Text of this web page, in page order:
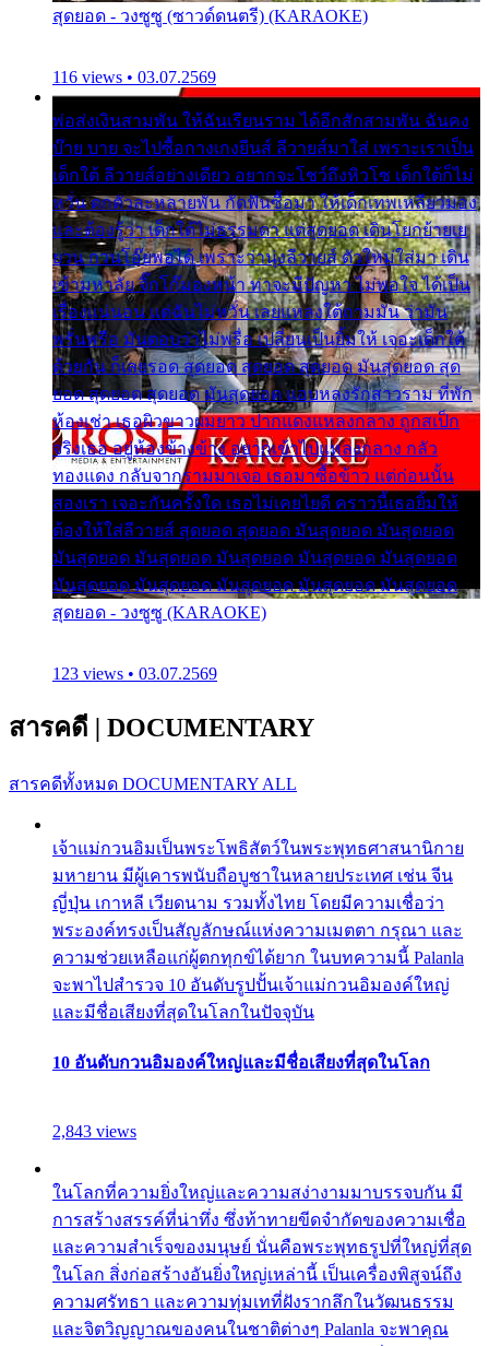
สุดยอด - วงซูซู (ซาวด์ดนตรี) (KARAOKE)
116 views • 03.07.2569
พ่อส่งเงินสามพัน ให้ฉันเรียนราม ได้อีกสักสามพัน ฉันคง
บ๊าย บาย จะไปซื้อกางเกงยีนส์ ลีวายส์มาใส่ เพราะเราเป็น
เด็กใต้ ลีวายส์อย่างเดียว อยากจะโชว์ถึงหิวโซ เด็กใต้ก็ไม่
หวั่น ตกตัวละหลายพัน กัดฟันซื้อมา ให้เด็กเทพเหลียวมอง
และต้องรู้ว่า เด็กใต้ไม่ธรรมดา แต่สุดยอด เดินโยกย้ายเย
ยวน กวนโอ๊ยพอได้ เพราะว่านุ่งลีวายส์ ตัวใหม่ใส่มา เดิน
เข้ามหาลัย จิ๊กโก๊มองหน้า ท่าจะมีปัญหา ไม่พอใจ ได้เป็น
เรื่องแน่นอน แต่ฉันไม่หวั่น เลยแหลงใต้ถามมัน ว่ามัน
พรั่นพรือ มันตอบว่าไม่พรื่อ เปลี่ยนเป็นยิ้มให้ เจอะเด็กใต้
ด้วยกัน ก็เลยรอด สุดยอด สุดยอด สุดยอด มันสุดยอด สุด
ยอด สุดยอด สุดยอด มันสุดยอด แอบหลงรักสาวราม ที่พัก
ห้องเช่า เธอผิวขาวผมยาว ปากแดงแหลงกลาง ถูกสเป็ก
จริงเธอ อยู่ห้องข้างข้าง อยากเข้าไปแหลงกลาง กลัว
ทองแดง กลับจากรามมาเจอ เธอมาซื้อข้าว แต่ก่อนนั้น
สองเรา เจอะกันครั้งใด เธอไม่เคยไยดี คราวนี้เธอยิ้มให้
ต้องให้ใส่ลีวายส์ สุดยอด สุดยอด มันสุดยอด มันสุดยอด
มันสุดยอด มันสุดยอด มันสุดยอด มันสุดยอด มันสุดยอด
มันสุดยอด มันสุดยอด มันสุดยอด มันสุดยอด มันสุดยอด
สุดยอด - วงซูซู (KARAOKE)
123 views • 03.07.2569
สารคดี | DOCUMENTARY
สารคดีทั้งหมด DOCUMENTARY ALL
เจ้าแม่กวนอิมเป็นพระโพธิสัตว์ในพระพุทธศาสนานิกาย
มหายาน มีผู้เคารพนับถือบูชาในหลายประเทศ เช่น จีน
ญี่ปุ่น เกาหลี เวียดนาม รวมทั้งไทย โดยมีความเชื่อว่า
พระองค์ทรงเป็นสัญลักษณ์แห่งความเมตตา กรุณา และ
ความช่วยเหลือแก่ผู้ตกทุกข์ได้ยาก ในบทความนี้ Palanla
จะพาไปสำรวจ 10 อันดับรูปปั้นเจ้าแม่กวนอิมองค์ใหญ่
และมีชื่อเสียงที่สุดในโลกในปัจจุบัน
10 อันดับกวนอิมองค์ใหญ่และมีชื่อเสียงที่สุดในโลก
2,843 views
ในโลกที่ความยิ่งใหญ่และความสง่างามมาบรรจบกัน มี
การสร้างสรรค์ที่น่าทึ่ง ซึ่งท้าทายขีดจำกัดของความเชื่อ
และความสำเร็จของมนุษย์ นั่นคือพระพุทธรูปที่ใหญ่ที่สุด
ในโลก สิ่งก่อสร้างอันยิ่งใหญ่เหล่านี้ เป็นเครื่องพิสูจน์ถึง
ความศรัทธา และความทุ่มเทที่ฝังรากลึกในวัฒนธรรม
และจิตวิญญาณของคนในชาติต่างๆ Palanla จะพาคุณ